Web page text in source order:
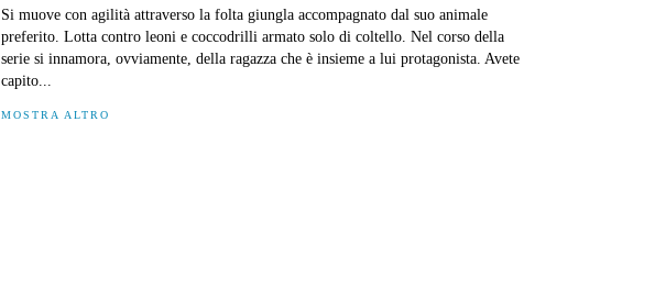
Si muove con agilità attraverso la folta giungla accompagnato dal suo animale
preferito. Lotta contro leoni e coccodrilli armato solo di coltello. Nel corso della
serie si innamora, ovviamente, della ragazza che è insieme a lui protagonista. Avete
capito...
MOSTRA ALTRO